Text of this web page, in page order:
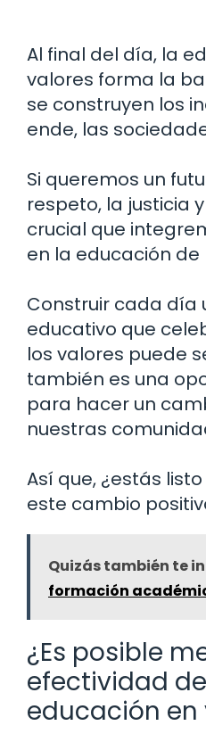
Al final del día, la
valores forma la
se construyen los
ende, las
Si queremos un
respeto, la justicia
crucial que
en la educación de
Construir cada día
educativo que
los valores puede
también es una
para hacer un
nuestras
Así que, ¿estás
este cambio
Quizás también te
formación
¿Es posible
efectividad
educación en